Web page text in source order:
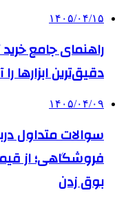
۱۴۰۵/۰۴/۱۵
راهنمای جامع
دقیق‌ترین ابزارها را
۱۴۰۵/۰۴/۰۹
سوالات متداول
فروشگاهی؛ از
بوق زدن